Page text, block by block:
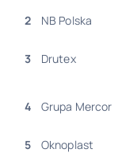
2
NB Polska
3
Drutex
4 Grupa Mercor
5
Oknoplast